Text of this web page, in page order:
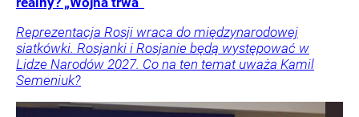
Reprezentacja Rosji wraca do międzynarodowej
siatkówki. Rosjanki i Rosjanie będą występować w
Lidze Narodów 2027. Co na ten temat uważa Kamil
Semeniuk?